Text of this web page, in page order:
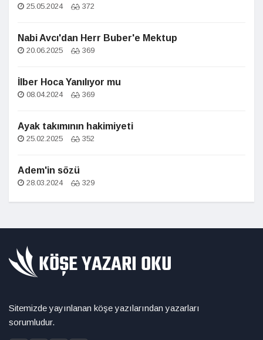
25.05.2024 372
Nabi Avcı'dan Herr Buber'e Mektup
20.06.2025 369
İlber Hoca Yanılıyor mu
08.04.2024 369
Ayak takımının hakimiyeti
25.02.2025 352
Adem'in sözü
28.03.2024 329
Sitemizde yayınlanan köşe yazılarından yazarları
sorumludur.